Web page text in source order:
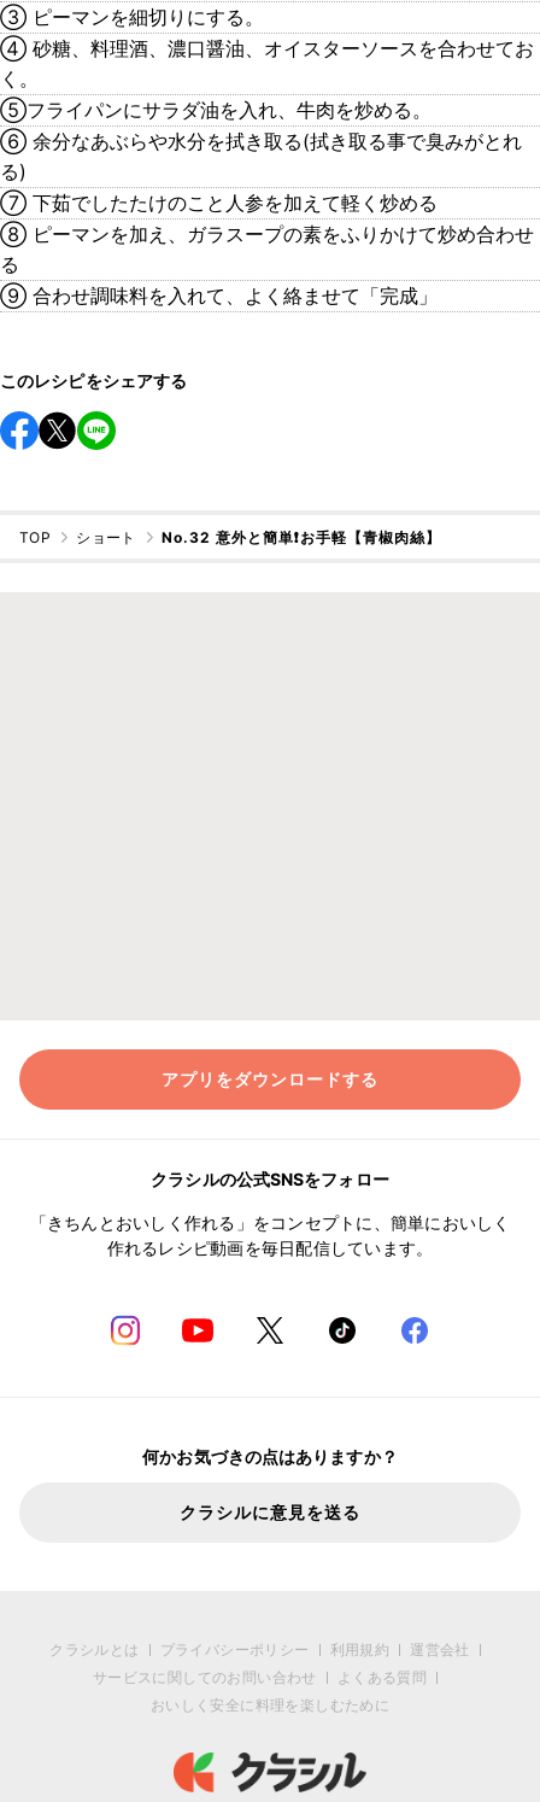
③ ピーマンを細切りにする。
④ 砂糖、料理酒、濃口醤油、オイスターソースを合わせてお
く。
⑤フライパンにサラダ油を入れ、牛肉を炒める。
⑥ 余分なあぶらや水分を拭き取る(拭き取る事で臭みがとれ
る)
⑦ 下茹でしたたけのこと人参を加えて軽く炒める
⑧ ピーマンを加え、ガラスープの素をふりかけて炒め合わせ
る
⑨ 合わせ調味料を入れて、よく絡ませて「完成」
このレシピをシェアする
TOP ショート No.32 意外と簡単❗️お手軽【青椒肉絲】
アプリをダウンロードする
クラシルの公式SNSをフォロー
「きちんとおいしく作れる」をコンセプトに、簡単においしく
作れるレシピ動画を毎日配信しています。
何かお気づきの点はありますか？
クラシルに意見を送る
クラシルとは プライバシーポリシー 利用規約
運営会社
サービスに関してのお問い合わせ
よくある質問
おいしく安全に料理を楽しむために